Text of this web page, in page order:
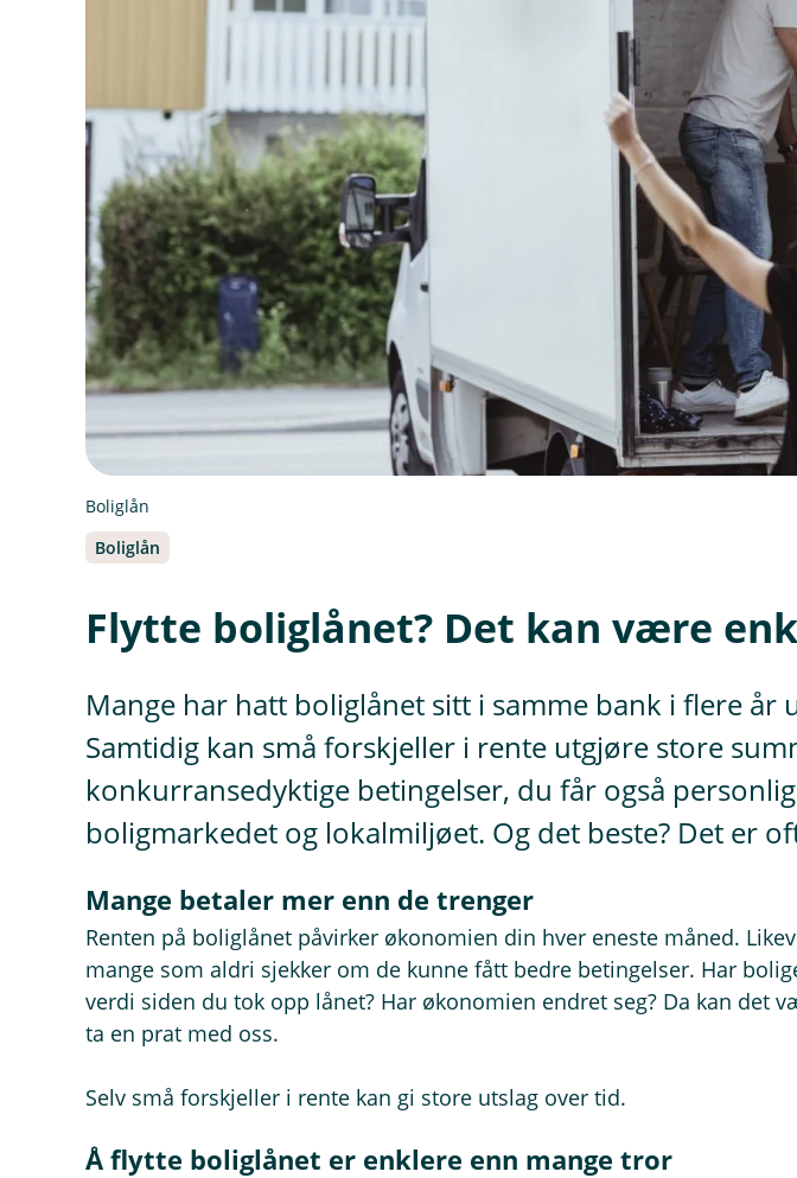
Boliglån
Boliglån
Flytte boliglånet? Det kan være
Mange har hatt boliglånet sitt i samme bank i flere
Samtidig kan små forskjeller i rente utgjøre store
konkurransedyktige betingelser, du får også
boligmarkedet og lokalmiljøet. Og det beste? Det er
Mange betaler mer enn de trenger
Renten på boliglånet påvirker økonomien din hver eneste måned.
mange som aldri sjekker om de kunne fått bedre betingelser. Har
verdi siden du tok opp lånet? Har økonomien endret seg? Da kan det
ta en prat med oss.
Selv små forskjeller i rente kan gi store utslag over tid.
Å flytte boliglånet er enklere enn mange tror